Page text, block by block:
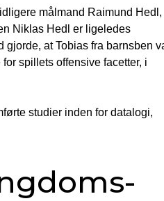
målmand Raimund Hedl,
Niklas Hedl er ligeledes
at Tobias fra barnsben
spillets offensive facetter, i
studier inden for datalogi,